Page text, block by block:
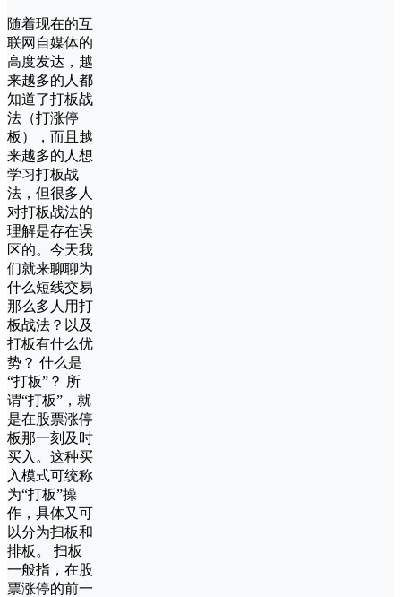
随着现在的互
联网自媒体的
高度发达，越
来越多的人都
知道了打板战
法（打涨停
板），而且越
来越多的人想
学习打板战
法，但很多人
对打板战法的
理解是存在误
区的。今天我
们就来聊聊为
什么短线交易
那么多人用打
板战法？以及
打板有什么优
势？ 什么是
“打板”？ 所
谓“打板”，就
是在股票涨停
板那一刻及时
买入。这种买
入模式可统称
为“打板”操
作，具体又可
以分为扫板和
排板。 扫板
一般指，在股
票涨停的前一